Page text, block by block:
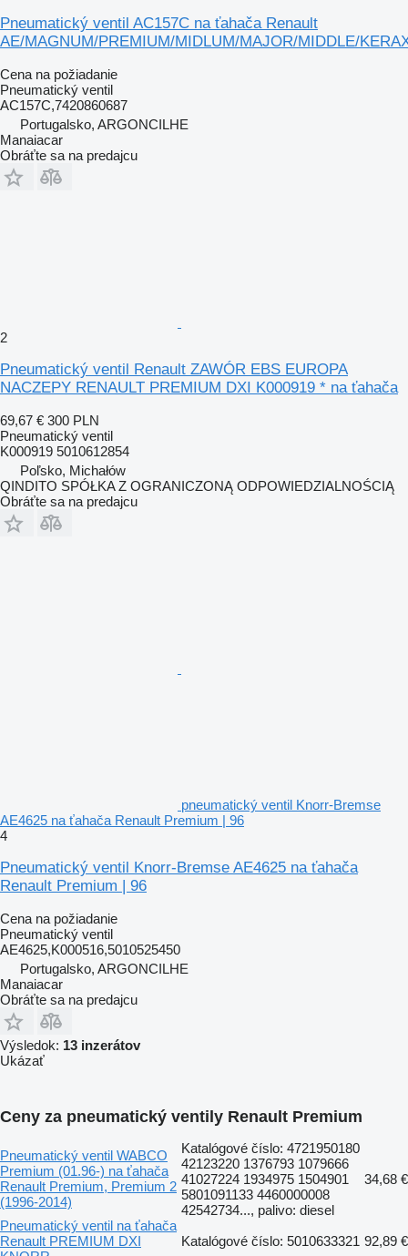
Pneumatický ventil AC157C na ťahača Renault
AE/MAGNUM/PREMIUM/MIDLUM/MAJOR/MIDDLE/
Cena na požiadanie
Pneumatický ventil
AC157C,7420860687
Portugalsko, ARGONCILHE
Manaiacar
Obráťte sa na predajcu
2
Pneumatický ventil Renault ZAWÓR EBS EUROPA
NACZEPY RENAULT PREMIUM DXI K000919 * na ťahača
69,67 € 300 PLN
Pneumatický ventil
K000919 5010612854
Poľsko, Michałów
QINDITO SPÓŁKA Z OGRANICZONĄ ODPOWIEDZIALNOŚCIĄ
Obráťte sa na predajcu
pneumatický ventil Knorr-Bremse
AE4625 na ťahača Renault Premium | 96
4
Pneumatický ventil Knorr-Bremse AE4625 na ťahača
Renault Premium | 96
Cena na požiadanie
Pneumatický ventil
AE4625,K000516,5010525450
Portugalsko, ARGONCILHE
Manaiacar
Obráťte sa na predajcu
Výsledok: 13 inzerátov
Ukázať
Ceny za pneumatický ventily Renault Premium
Pneumatický ventil WABCO
Premium (01.96-) na ťahača
Renault Premium, Premium 2
(1996-2014)
Katalógové číslo: 4721950180
42123220 1376793 1079666
41027224 1934975 1504901
5801091133 4460000008
42542734..., palivo: diesel
34,68 €
Pneumatický ventil na ťahača
Renault PREMIUM DXI
Katalógové číslo: 5010633321 92,89 €